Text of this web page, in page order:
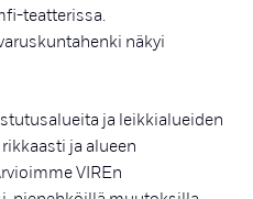
teatterissa.
näkyi
ja leikkialueiden
ja alueen
VIREn